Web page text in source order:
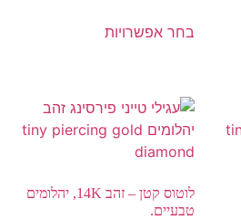
בחר אפשרויות
לוטוס קטן – זהב 14K, יהלומים
טבעיים.